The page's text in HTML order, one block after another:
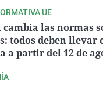
UE
cambia las normas
todos deben llevar
a partir del 12 de